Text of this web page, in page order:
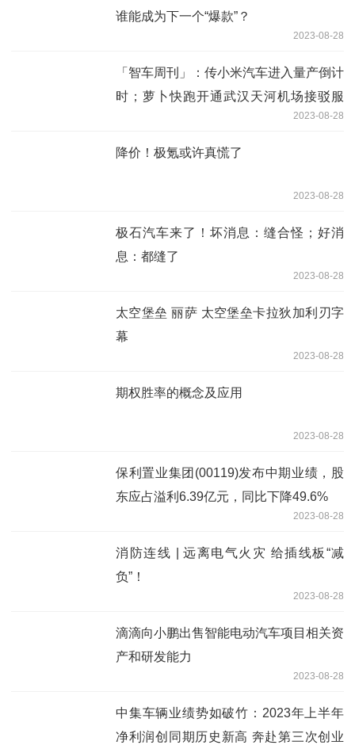
谁能成为下一个“爆款”？
2023-08-28
「智车周刊」：传小米汽车进入量产倒计
时；萝卜快跑开通武汉天河机场接驳服
务；禾赛纯固态激光雷达ft120在极石01
上首发上车
2023-08-28
降价！极氪或许真慌了
2023-08-28
极石汽车来了！坏消息：缝合怪；好消
息：都缝了
2023-08-28
太空堡垒 丽萨 太空堡垒卡拉狄加利刃字
幕
2023-08-28
期权胜率的概念及应用
2023-08-28
保利置业集团(00119)发布中期业绩，股
东应占溢利6.39亿元，同比下降49.6%
2023-08-28
消防连线 | 远离电气火灾 给插线板“减
负”！
2023-08-28
滴滴向小鹏出售智能电动汽车项目相关资
产和研发能力
2023-08-28
中集车辆业绩势如破竹：2023年上半年
净利润创同期历史新高 奔赴第三次创业